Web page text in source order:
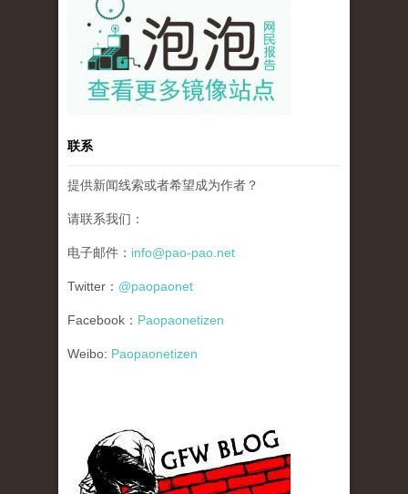
联系
提供新闻线索或者希望成为作者？
请联系我们：
电子邮件： info@pao-pao.net
Twitter： @paopaonet
Facebook： Paopaonetizen
Weibo: Paopaonetizen
gfw_blog_small.jpg